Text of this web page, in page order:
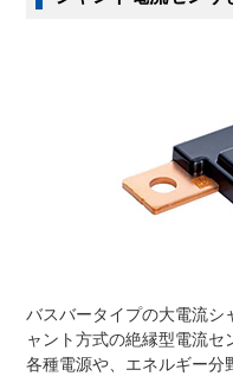
バスバータイプの大電流シ
ャント方式の絶縁型電流セ
各種電源や、エネルギー分